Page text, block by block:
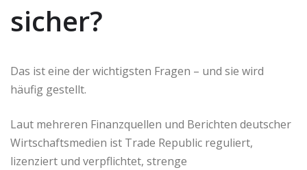
sicher?
Das ist eine der wichtigsten Fragen – und sie wird
häufig gestellt.
Laut mehreren Finanzquellen und Berichten deutscher
Wirtschaftsmedien ist Trade Republic reguliert,
lizenziert und verpflichtet, strenge